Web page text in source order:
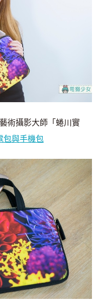
術攝影大師「蜷川實
包與手機包